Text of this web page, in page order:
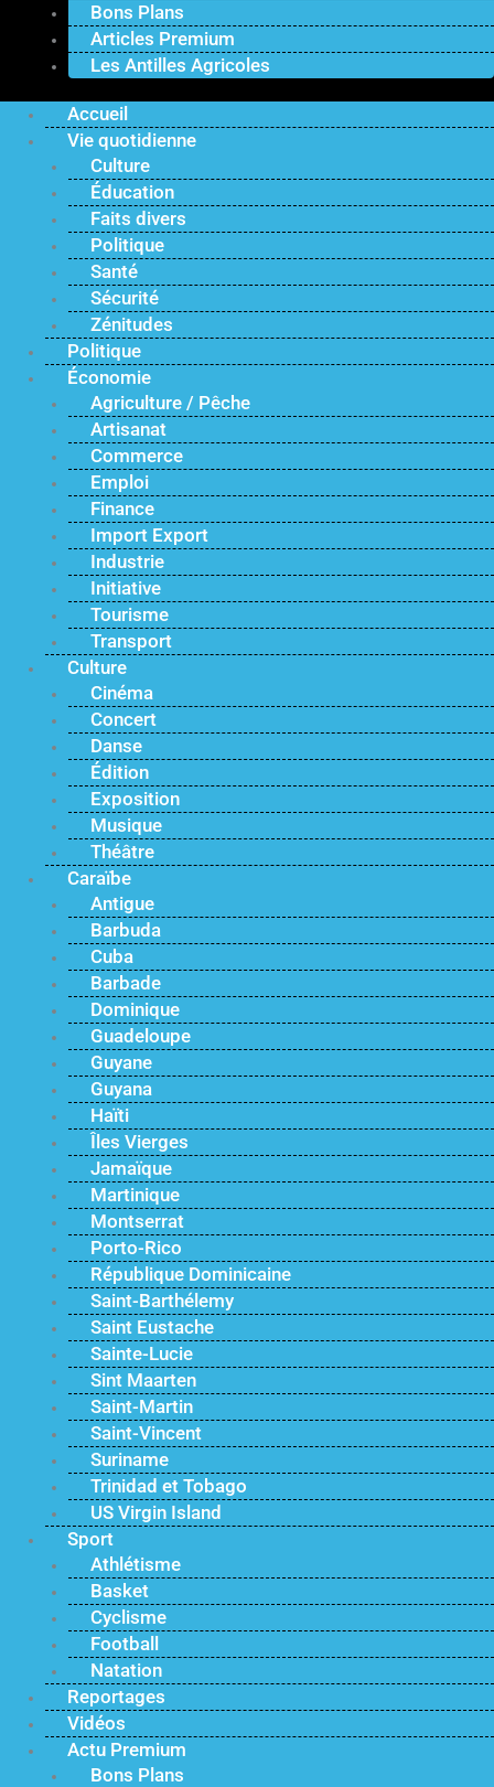
Bons Plans
Articles Premium
Les Antilles Agricoles
Accueil
Vie quotidienne
Culture
Éducation
Faits divers
Politique
Santé
Sécurité
Zénitudes
Politique
Économie
Agriculture / Pêche
Artisanat
Commerce
Emploi
Finance
Import Export
Industrie
Initiative
Tourisme
Transport
Culture
Cinéma
Concert
Danse
Édition
Exposition
Musique
Théâtre
Caraïbe
Antigue
Barbuda
Cuba
Barbade
Dominique
Guadeloupe
Guyane
Guyana
Haïti
Îles Vierges
Jamaïque
Martinique
Montserrat
Porto-Rico
République Dominicaine
Saint-Barthélemy
Saint Eustache
Sainte-Lucie
Sint Maarten
Saint-Martin
Saint-Vincent
Suriname
Trinidad et Tobago
US Virgin Island
Sport
Athlétisme
Basket
Cyclisme
Football
Natation
Reportages
Vidéos
Actu Premium
Bons Plans